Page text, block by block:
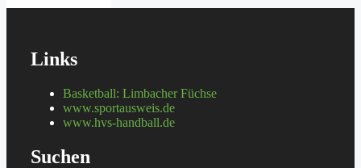
Links
Basketball: Limbacher Füchse
www.sportausweis.de
www.hvs-handball.de
Suchen